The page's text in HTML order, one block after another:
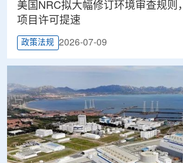
美国NRC拟大幅修订环境审查规则
项目许可提速
政策法规 2026-07-09